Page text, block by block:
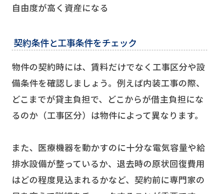
自由度が高く資産になる
契約条件と工事条件をチェック
物件の契約時には、賃料だけでなく工事区分や設
備条件を確認しましょう。例えば内装工事の際、
どこまでが貸主負担で、どこからが借主負担にな
るのか（工事区分）は物件によって異なります。
また、医療機器を動かすのに十分な電気容量や給
排水設備が整っているか、退去時の原状回復費用
はどの程度見込まれるかなど、契約前に専門家の